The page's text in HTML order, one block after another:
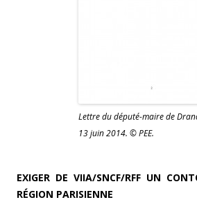
Lettre du député-maire de
13 juin 2014. © PEE.
EXIGER DE VIIA/SNCF/RFF UN
RÉGION PARISIENNE